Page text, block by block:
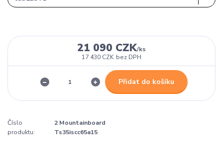
21 090 CZK/ks
17 430 CZK bez DPH
Přidat do košíku
Číslo
produktu:
2 Mountainboard
Ts35iscc65a15